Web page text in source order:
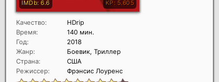
Качество:
HDrip
Время:
140 мин.
Год:
2018
Жанр:
Боевик, Триллер
Страна:
США
Режиссер:
Фрэнсис Лоуренс